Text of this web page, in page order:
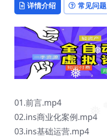
❅
❅
❅❅
详情介绍 常见问题
01.前言.mp4
02.ins商业化案例.mp4
03.ins基础运营.mp4